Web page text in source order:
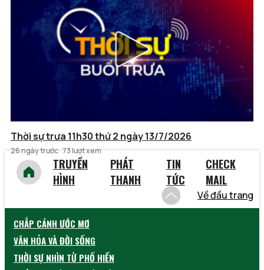
Thời sự trưa 11h30 thứ 2 ngày 13/7/2026
26 ngày trước 73 lượt xem
TRUYỀN
HÌNH
PHÁT
THANH
TIN
TỨC
CHECK
MAIL
Về đầu trang
CHẮP CÁNH ƯỚC MƠ
VĂN HÓA VÀ ĐỜI SỐNG
THỜI SỰ NHÌN TỪ PHỐ HIẾN